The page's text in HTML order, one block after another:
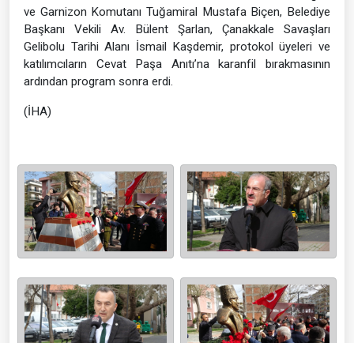
ve Garnizon Komutanı Tuğamiral Mustafa Biçen, Belediye
Başkanı Vekili Av. Bülent Şarlan, Çanakkale Savaşları
Gelibolu Tarihi Alanı İsmail Kaşdemir, protokol üyeleri ve
katılımcıların Cevat Paşa Anıtı’na karanfil bırakmasının
ardından program sonra erdi.
(İHA)